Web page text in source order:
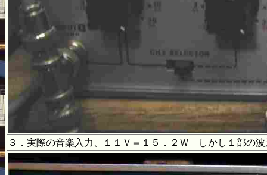
３．実際の音楽入力、１１Ｖ＝１５．２Ｗ しかし１部の